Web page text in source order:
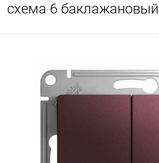
схема 6 баклажановый